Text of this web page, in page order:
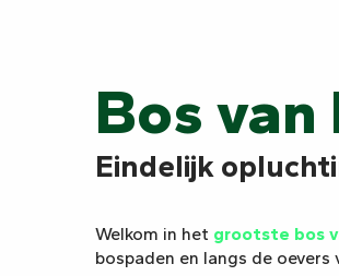
Bos
Eindelijk
Welkom in het grootste bos
bospaden en langs de